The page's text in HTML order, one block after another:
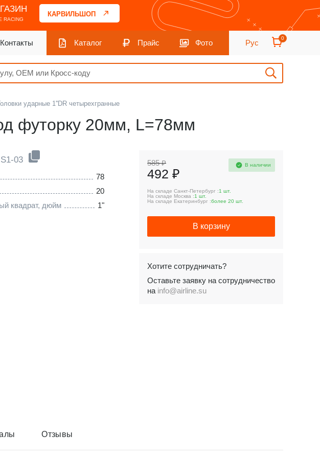
RACING
КАРВИЛЬШОП
Контакты Каталог Прайс Фото Рус
0
ударные 1''DR четырехгранные
футорку 20мм, L=78мм
03
78
20
квадрат, дюйм
1"
585 ₽
492 ₽
В наличии
На складе Санкт-Петербург :1 шт.
На складе Москва :1 шт.
На складе Екатеринбург :более 20 шт.
В корзину
Хотите сотрудничать?
Оставьте заявку на сотрудничество
на info@airline.su
Отзывы